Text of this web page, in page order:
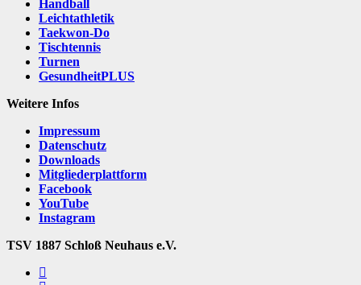
Handball
Leichtathletik
Taekwon-Do
Tischtennis
Turnen
GesundheitPLUS
Weitere Infos
Impressum
Datenschutz
Downloads
Mitgliederplattform
Facebook
YouTube
Instagram
TSV 1887 Schloß Neuhaus e.V.